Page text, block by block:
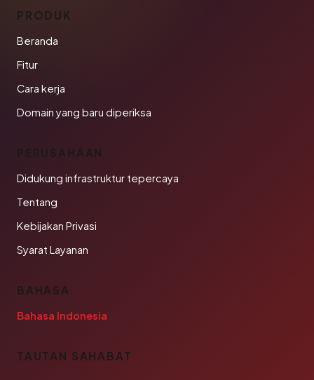
PRODUK
Beranda
Fitur
Cara kerja
Domain yang baru diperiksa
PERUSAHAAN
Didukung infrastruktur tepercaya
Tentang
Kebijakan Privasi
Syarat Layanan
BAHASA
Bahasa Indonesia
TAUTAN SAHABAT